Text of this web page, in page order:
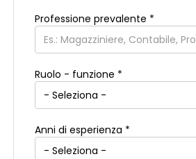
Professione prevalente *
Ruolo - funzione *
Anni di esperienza *